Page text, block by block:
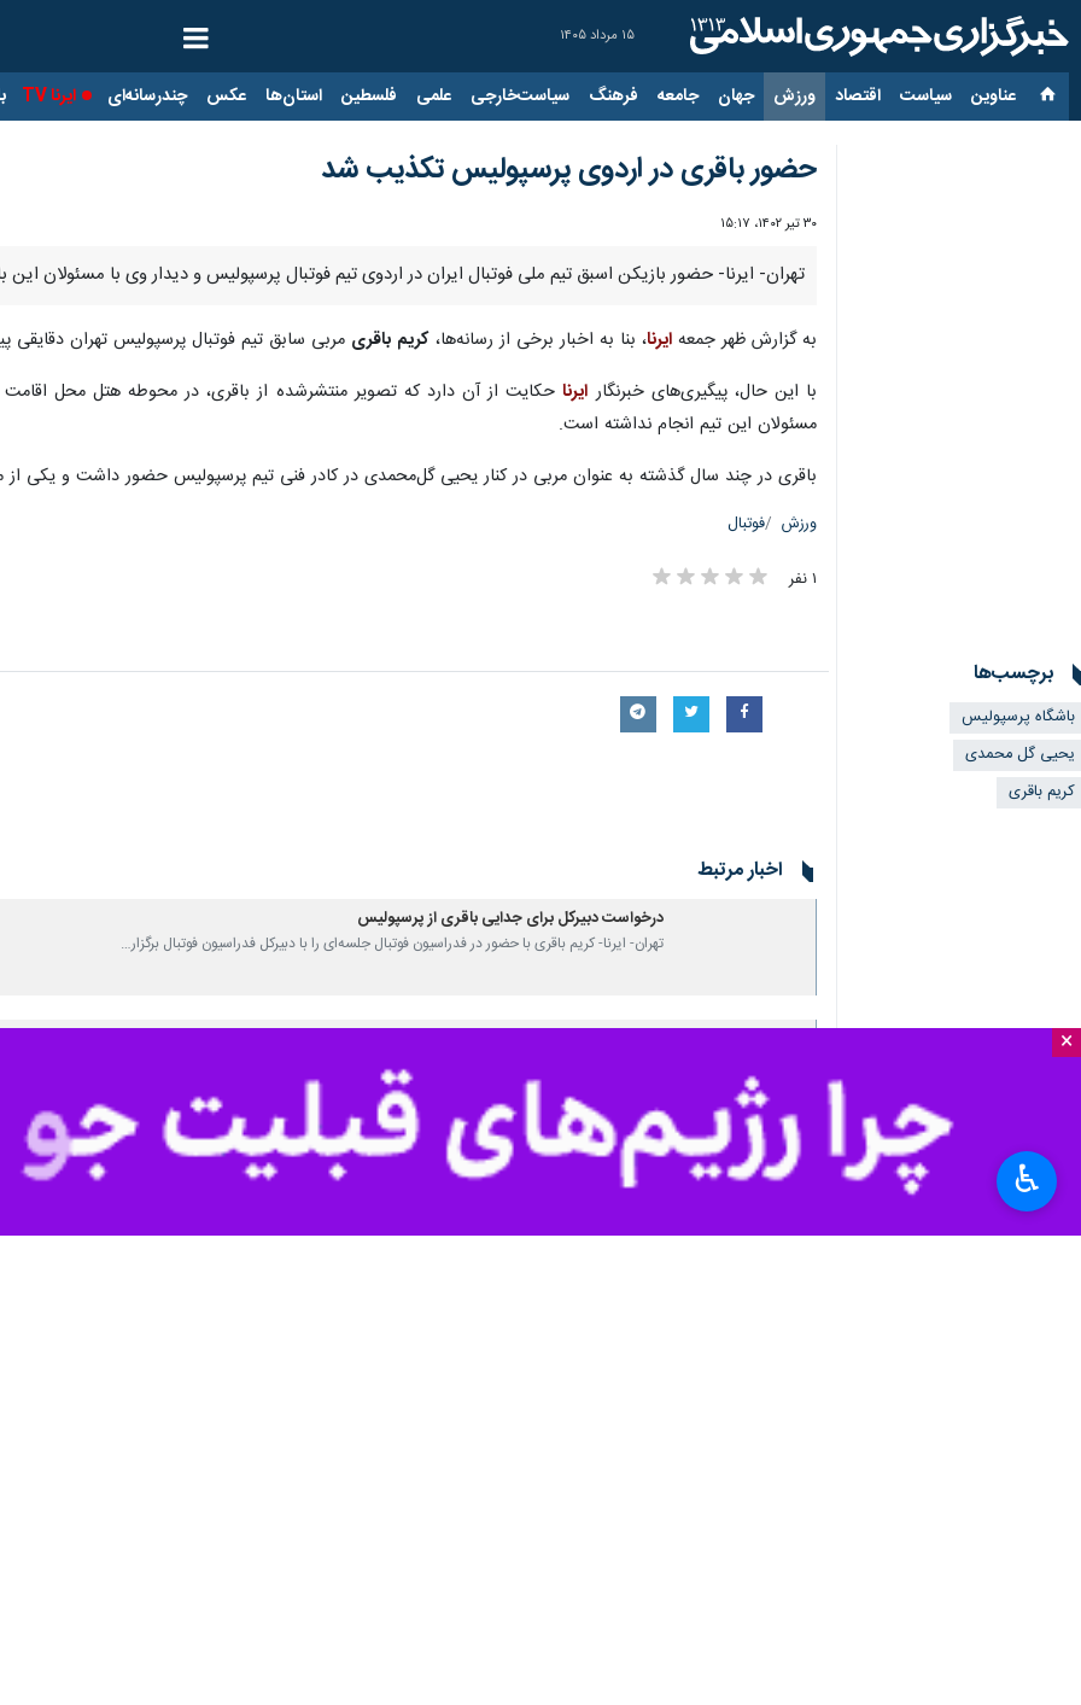
۱۵ مرداد ۱۴۰۵
عناوین‌ سیاست اقتصاد ورزش جهان جامعه فرهنگ سیاست‌خارجی علمی فلسطین استان‌ها عکس چندرسانه‌ای ایرنا TV
×
حضور باقری در اردوی پرسپولیس تکذیب شد
۳۰ تیر ۱۴۰۲، ۱۵:۱۷
تهران- ایرنا- حضور بازیکن اسبق تیم ملی فوتبال ایران در اردوی تیم فوتبال پرسپولیس و دیدار وی با مسئولان
به گزارش ظهر جمعه ایرنا، بنا به اخبار برخی از رسانه‌ها، کریم باقری مربی سابق تیم فوتبال پرسپولیس تهران
با این حال، پیگیری‌های خبرنگار ایرناحکایت از آن دارد که تصویر منتشرشده از باقری، در محوطه هتل محل
مسئولان این تیم انجام نداشته است.
باقری در چند سال گذشته به عنوان مربی در کنار یحیی گل‌محمدی در کادر فنی تیم پرسپولیس حضور داشت و یکی از
ورزش فوتبال
۱ نفر
برچسب‌ها
باشگاه پرسپولیس
یحیی گل محمدی
کریم باقری
اخبار مرتبط
درخواست دبیرکل برای جدایی باقری از پرسپولیس
تهران- ایرنا- کریم باقری با حضور در فدراسیون فوتبال جلسه‌ای را با دبیرکل فدراسیون فوتبال برگزار…
تهران- ایرنا- مدیرعامل باشگاه پرسپولیس از جدایی پیشکسوت و ستاره اسبق تیم فوتبال این باشگاه…
نظر شما
♿︎